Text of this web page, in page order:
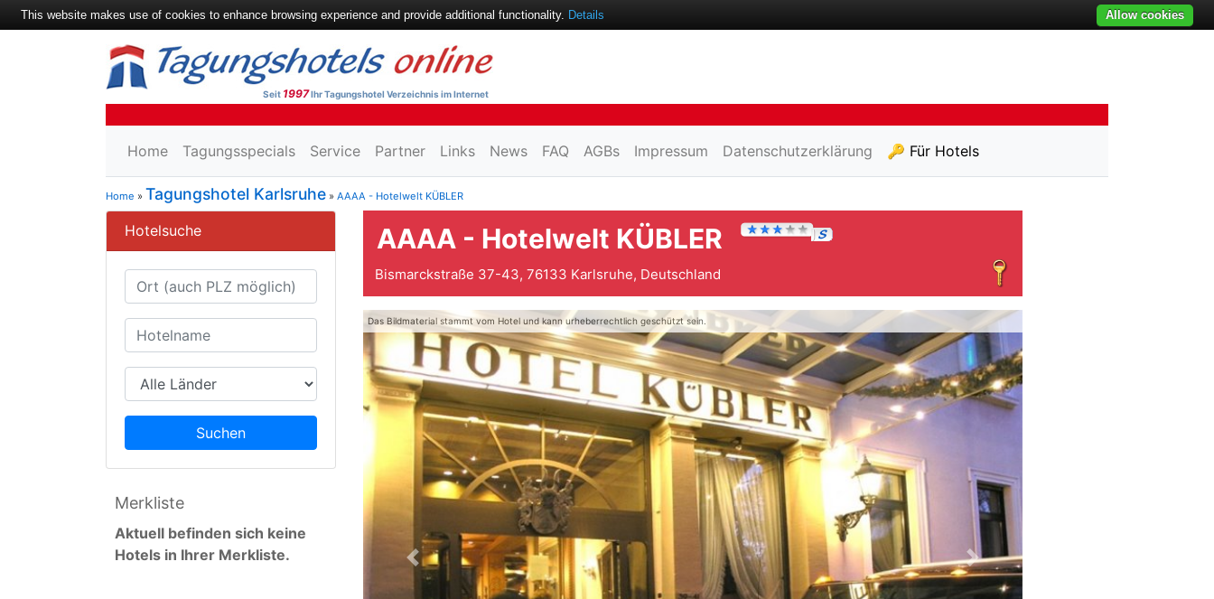
Seit 1997Ihr Tagungshotel Verzeichnis im Internet
Home Tagungsspecials Service Partner Links News FAQ AGBs Impressum Datenschutzerklärung 🔑 Für Hotels
Home » Tagungshotel Karlsruhe » AAAA - Hotelwelt KÜBLER
Hotelsuche
Suchen
Merkliste
Aktuell befinden sich keine
Hotels in Ihrer Merkliste.
AAAA - Hotelwelt KÜBLER
Bismarckstraße 37-43, 76133 Karlsruhe, Deutschland
Das Bildmaterial stammt vom Hotel und kann urheberrechtlich geschützt sein.
Zurück Weiter
This website makes use of cookies to enhance browsing experience and provide additional functionality. Details Allow cookies